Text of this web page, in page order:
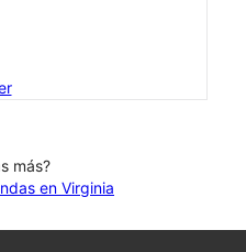
más?
en Virginia